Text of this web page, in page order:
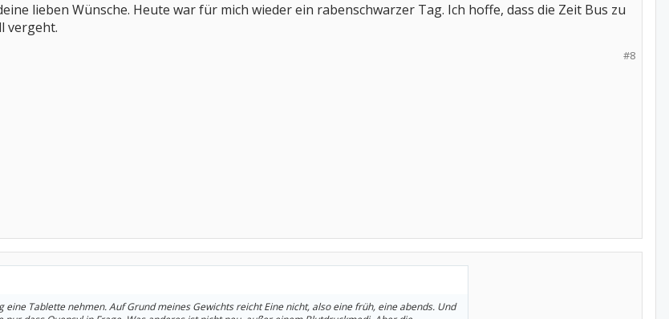
lieben Wünsche. Heute war für mich wieder ein rabenschwarzer Tag. Ich hoffe, dass die Zeit Bus zu
vergeht.
#8
eine Tablette nehmen. Auf Grund meines Gewichts reicht Eine nicht, also eine früh, eine abends. Und